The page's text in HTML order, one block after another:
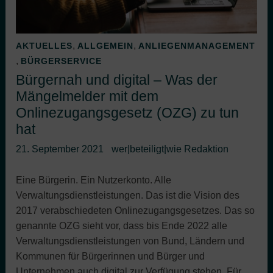
AKTUELLES, ALLGEMEIN, ANLIEGENMANAGEMENT
, BÜRGERSERVICE
Bürgernah und digital – Was der
Mängelmelder mit dem
Onlinezugangsgesetz (OZG) zu tun
hat
21. September 2021 wer|beteiligt|wie Redaktion
Eine Bürgerin. Ein Nutzerkonto. Alle
Verwaltungsdienstleistungen. Das ist die Vision des
2017 verabschiedeten Onlinezugangsgesetzes. Das so
genannte OZG sieht vor, dass bis Ende 2022 alle
Verwaltungsdienstleistungen von Bund, Ländern und
Kommunen für Bürgerinnen und Bürger und